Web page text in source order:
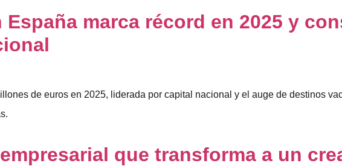
marca récord en 2025 y
de euros en 2025, liderada por capital nacional y el auge de destinos
que transforma a un